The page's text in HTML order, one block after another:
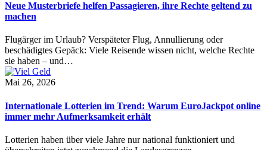
Neue Musterbriefe helfen Passagieren, ihre Rechte geltend zu
machen
Flugärger im Urlaub? Verspäteter Flug, Annullierung oder
beschädigtes Gepäck: Viele Reisende wissen nicht, welche Rechte
sie haben – und…
Mai 26, 2026
Internationale Lotterien im Trend: Warum EuroJackpot online
immer mehr Aufmerksamkeit erhält
Lotterien haben über viele Jahre nur national funktioniert und